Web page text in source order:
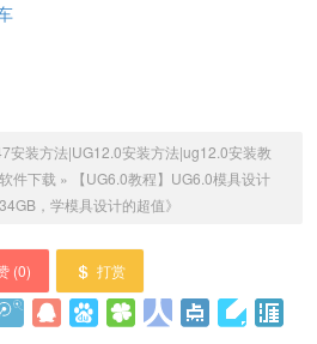
安装方法|UG12.0安装方法|ug12.0安装教
件下载 »
【UG6.0教程】UG6.0模具设计
，学模具设计的超值》
(0) 打赏